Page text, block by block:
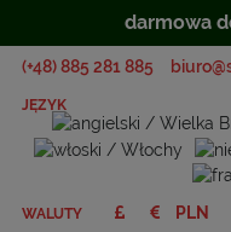
(+48) 885 281 885
JĘZYK
WALUTY
darmowa